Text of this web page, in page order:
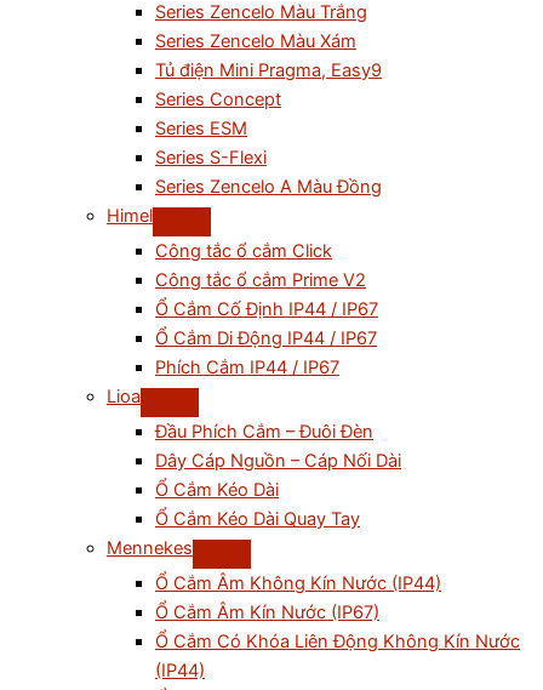
Series Zencelo Màu Trắng
Series Zencelo Màu Xám
Tủ điện Mini Pragma, Easy9
Series Concept
Series ESM
Series S-Flexi
Series Zencelo A Màu Đồng
Himel
Công tắc ổ cắm Click
Công tắc ổ cắm Prime V2
Ổ Cắm Cố Định IP44 / IP67
Ổ Cắm Di Động IP44 / IP67
Phích Cắm IP44 / IP67
Lioa
Đầu Phích Cắm – Đuôi Đèn
Dây Cáp Nguồn – Cáp Nối Dài
Ổ Cắm Kéo Dài
Ổ Cắm Kéo Dài Quay Tay
Mennekes
Ổ Cắm Âm Không Kín Nước (IP44)
Ổ Cắm Âm Kín Nước (IP67)
Ổ Cắm Có Khóa Liên Động Không Kín Nước
(IP44)